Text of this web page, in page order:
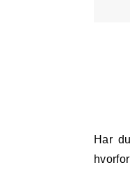
Har du nogensinde oplevet, at bestemte følelser eller reaktioner dukker op, uden at du helt forstår